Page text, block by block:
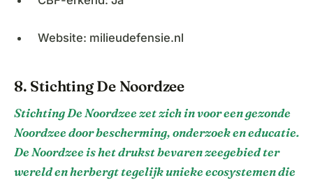
Website: milieudefensie.nl
8. Stichting De Noordzee
Stichting De Noordzee zet zich in voor een gezonde
Noordzee door bescherming, onderzoek en educatie.
De Noordzee is het drukst bevaren zeegebied ter
wereld en herbergt tegelijk unieke ecosystemen die